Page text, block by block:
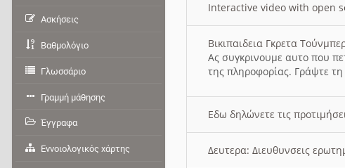
Interactive video with open
Βικιπαιδεια Γκρετα
Ας συγκρινουμε αυτο που
της πληροφορίας. Γράψτε
Εδω δηλώνετε τις
Δευτερα: Διευθυνσεις
Ασκήσεις
Βαθμολόγιο
Γλωσσάριο
Γραμμή μάθησης
Έγγραφα
Εννοιολογικός χάρτης